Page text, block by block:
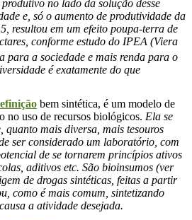
no lado da solução desse
e, só o aumento de produtividade da
resultou em um efeito poupa-terra de
conforme estudo do IPEA (Viera
para a sociedade e mais renda para o
é exatamente do que
bem sintética, é um modelo de
no uso de recursos biológicos. Ela se
quanto mais diversa, mais tesouros
ser considerado um laboratório, com
de se tornarem princípios ativos
aditivos etc. São bioinsumos (ver
de drogas sintéticas, feitas a partir
como é mais comum, sintetizando
a atividade desejada.